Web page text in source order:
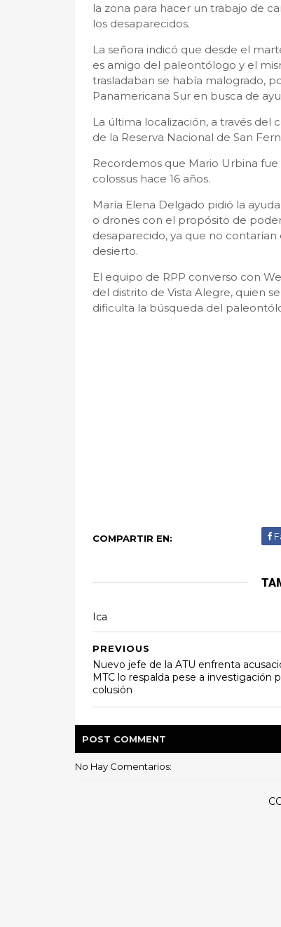
la zona para hacer un trabajo de
los desaparecidos.
La señora indicó que desde el
es amigo del paleontólogo y el
trasladaban se había malogrado,
Panamericana Sur en busca de
La última localización, a través
de la Reserva Nacional de San
Recordemos que Mario Urbina
colossus hace 16 años.
María Elena Delgado pidió la
o drones con el propósito de
desaparecido, ya que no
desierto.
El equipo de RPP converso con
del distrito de Vista Alegre, quien
dificulta la búsqueda del
COMPARTIR EN:
Ica
PREVIOUS
Nuevo jefe de la ATU enfrenta
MTC lo respalda pese a investigación
colusión
POST COMMENT
No Hay Comentarios: